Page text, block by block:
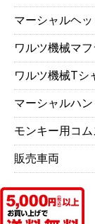
マーシャルヘッ
ワルツ機械マ
ワルツ機械Tシ
マーシャルハ
モンキー用コ
販売車両